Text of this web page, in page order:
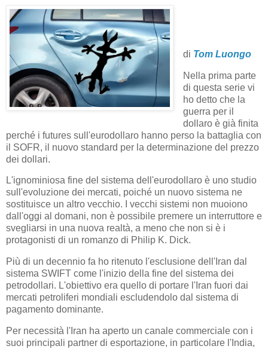
di Tom Luongo
Nella prima parte
di questa serie vi
ho detto che la
guerra per il
dollaro è già finita
perché i futures sull'eurodollaro hanno perso la battaglia con
il SOFR, il nuovo standard per la determinazione del prezzo
dei dollari.
L'ignominiosa fine del sistema dell'eurodollaro è uno studio
sull'evoluzione dei mercati, poiché un nuovo sistema ne
sostituisce un altro vecchio. I vecchi sistemi non muoiono
dall'oggi al domani, non è possibile premere un interruttore e
svegliarsi in una nuova realtà, a meno che non si è i
protagonisti di un romanzo di Philip K. Dick.
Più di un decennio fa ho ritenuto l'esclusione dell'Iran dal
sistema SWIFT come l'inizio della fine del sistema dei
petrodollari. L'obiettivo era quello di portare l'Iran fuori dai
mercati petroliferi mondiali escludendolo dal sistema di
pagamento dominante.
Per necessità l'Iran ha aperto un canale commerciale con i
suoi principali partner di esportazione, in particolare l'India,